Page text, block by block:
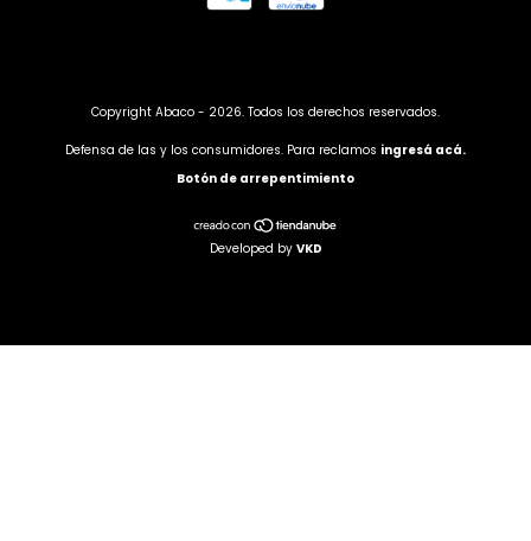
Copyright Abaco - 2026. Todos los derechos reservados.
Defensa de las y los consumidores. Para reclamos ingresá acá.
Botón de arrepentimiento
Developed by VKD